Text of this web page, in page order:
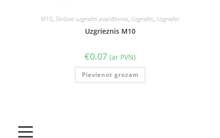
M10, Skrūves uzgriežņi paplāksnes, Uzgriežņi, Uzgriežņi
Uzgrieznis M10
€0.07 (ar PVN)
Pievienot grozam